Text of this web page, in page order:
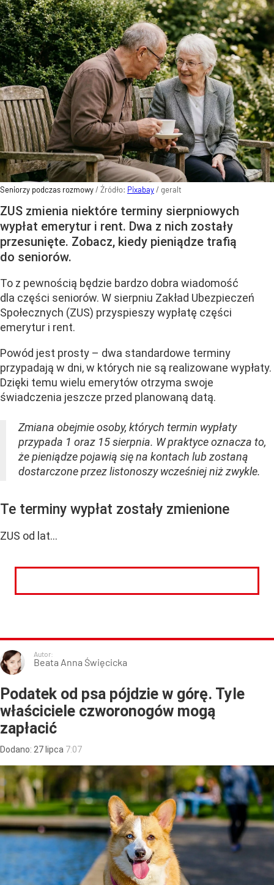
Seniorzy podczas rozmowy/ Źródło: Pixabay/ geralt
ZUS zmienia niektóre terminy sierpniowych
wypłat emerytur i rent. Dwa z nich zostały
przesunięte. Zobacz, kiedy pieniądze trafią
do seniorów.
To z pewnością będzie bardzo dobra wiadomość
dla części seniorów. W sierpniu Zakład Ubezpieczeń
Społecznych (ZUS) przyspieszy wypłatę części
emerytur i rent.
Powód jest prosty – dwa standardowe terminy
przypadają w dni, w których nie są realizowane wypłaty.
Dzięki temu wielu emerytów otrzyma swoje
świadczenia jeszcze przed planowaną datą.
Zmiana obejmie osoby, których termin wypłaty
przypada 1 oraz 15 sierpnia. W praktyce oznacza to,
że pieniądze pojawią się na kontach lub zostaną
dostarczone przez listonoszy wcześniej niż zwykle.
Te terminy wypłat zostały zmienione
ZUS od lat...
Autor:
Beata Anna Święcicka
Podatek od psa pójdzie w górę. Tyle
właściciele czworonogów mogą
zapłacić
Dodano: 27lipca 7:07